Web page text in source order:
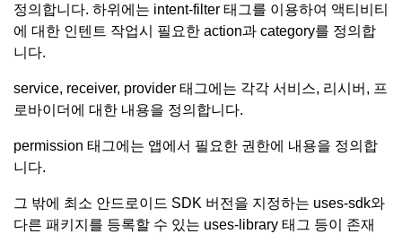
정의합니다. 하위에는 intent-filter 태그를 이용하여 액티비티
에 대한 인텐트 작업시 필요한 action과 category를 정의합
니다.
service, receiver, provider 태그에는 각각 서비스, 리시버, 프
로바이더에 대한 내용을 정의합니다.
permission 태그에는 앱에서 필요한 권한에 내용을 정의합
니다.
그 밖에 최소 안드로이드 SDK 버전을 지정하는 uses-sdk와
다른 패키지를 등록할 수 있는 uses-library 태그 등이 존재